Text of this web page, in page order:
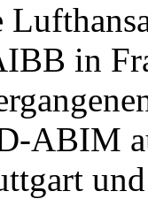
in
ABIM